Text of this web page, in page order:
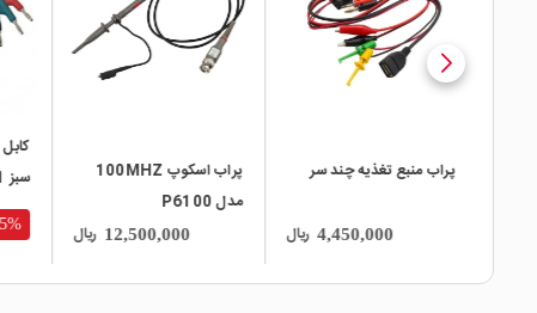
پراب منبع تغذیه چند سر
4,450,000 ریال
پراب اسکوپ 100MHZ
مدل P6100
12,500,000 ریال
سبز 1 متری